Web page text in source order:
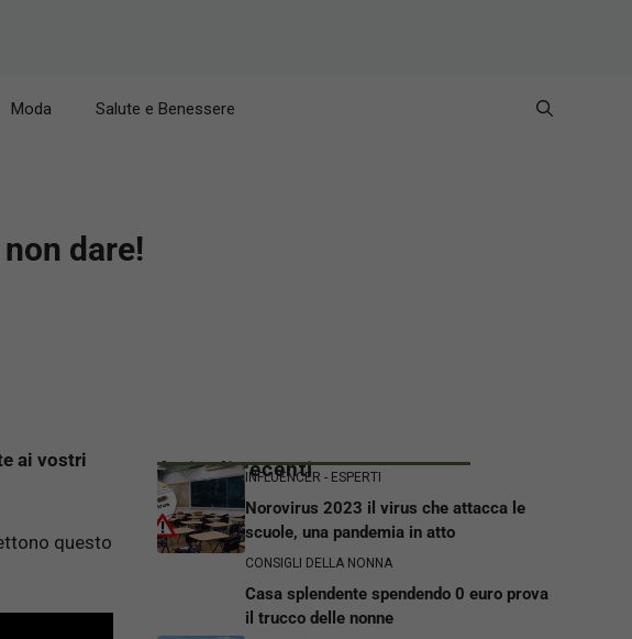
Moda Salute e Benessere
dare!
ai vostri
questo
Articoli recentiINFLUENCER - ESPERTI
Norovirus 2023 il virus che attacca le
scuole, una pandemia in atto
CONSIGLI DELLA NONNA
Casa splendente spendendo 0 euro prova
il trucco delle nonne